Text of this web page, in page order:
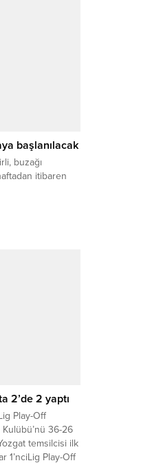
başlanılacak
buzağı
itibaren
2’de 2 yaptı
Play-Off
Kulübü’nü 36-26
temsilcisi ilk
1’nciLig Play-Off